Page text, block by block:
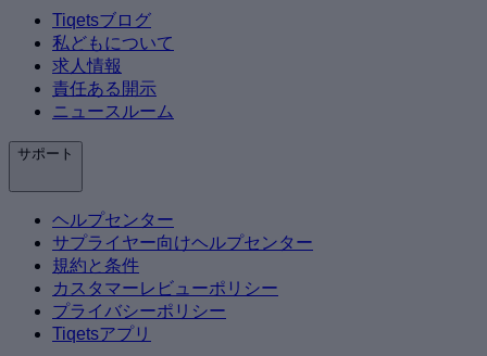
Tiqetsブログ
私どもについて
求人情報
責任ある開示
ニュースルーム
サポート
ヘルプセンター
サプライヤー向けヘルプセンター
規約と条件
カスタマーレビューポリシー
プライバシーポリシー
Tiqetsアプリ